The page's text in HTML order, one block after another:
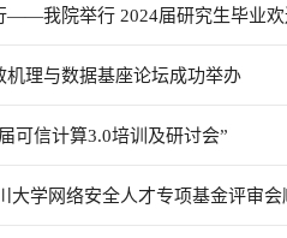
——我院举行 2024届研究生毕业
机理与数据基座论坛成功举办
可信计算3.0培训及研讨会”
大学网络安全人才专项基金评审